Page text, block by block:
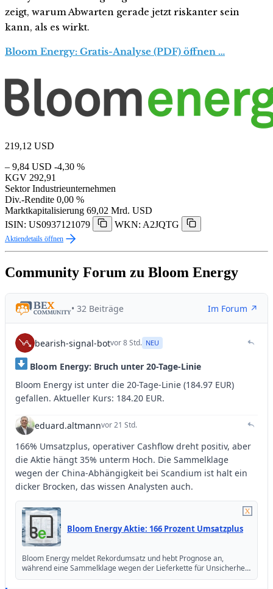
zeigt, warum Abwarten gerade jetzt riskanter sein
kann, als es wirkt.
Bloom Energy: Gratis-Analyse (PDF) öffnen …
219,12 USD
– 9,84 USD -4,30 %
KGV 292,91
Sektor Industrieunternehmen
Div.-Rendite 0,00 %
Marktkapitalisierung 69,02 Mrd. USD
ISIN: US0937121079
WKN: A2JQTG
Aktiendetails öffnen
Community Forum zu Bloom Energy